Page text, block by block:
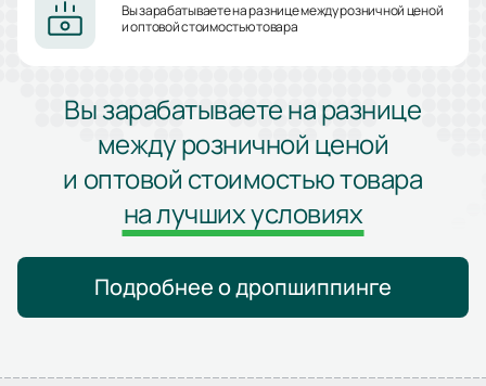
Вы зарабатываете на разнице между розничной ценой
и оптовой стоимостью товара
Вы зарабатываете на разнице
между розничной ценой
и оптовой стоимостью товара
на лучших условиях
Подробнее о дропшиппинге